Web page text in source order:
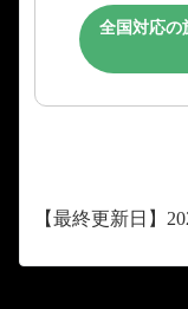
全国対応の
【最終更新日】